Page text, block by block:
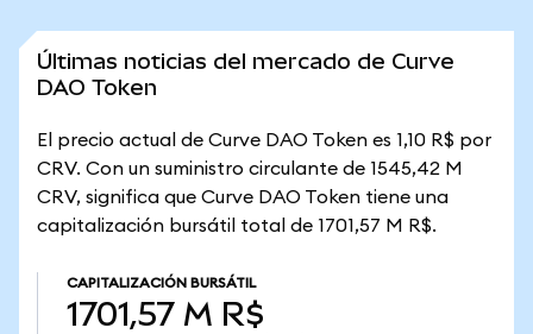
Últimas noticias del mercado de Curve
DAO Token
El precio actual de Curve DAO Token es 1,10 R$ por
CRV. Con un suministro circulante de 1545,42 M
CRV, significa que Curve DAO Token tiene una
capitalización bursátil total de 1701,57 M R$.
CAPITALIZACIÓN BURSÁTIL
1701,57 M R$